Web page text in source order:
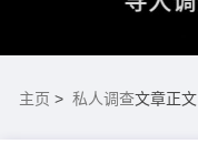
主页 > 私人调查文章正文